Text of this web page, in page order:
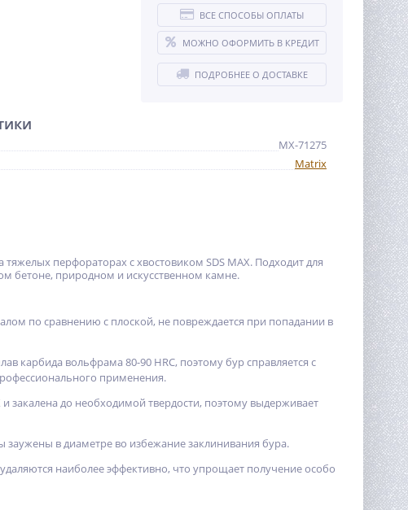
ВСЕ СПОСОБЫ ОПЛАТЫ
МОЖНО ОФОРМИТЬ В КРЕДИТ
ПОДРОБНЕЕ О ДОСТАВКЕ
MX-71275
Matrix
перфораторах с хвостовиком SDS MAX. Подходит для
бетоне, природном и искусственном камне.
по сравнению с плоской, не повреждается при попадании в
карбида вольфрама 80-90 HRC, поэтому бур справляется с
применения.
закалена до необходимой твердости, поэтому выдерживает
в диаметре во избежание заклинивания бура.
наиболее эффективно, что упрощает получение особо